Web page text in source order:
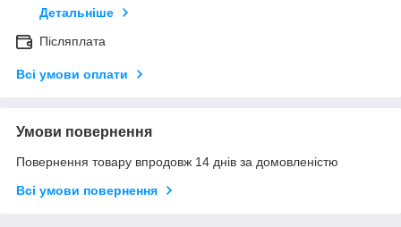
Детальніше
Післяплата
Всі умови оплати
Умови повернення
Повернення товару впродовж 14 днів за домовленістю
Всі умови повернення